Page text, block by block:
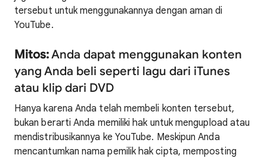
tersebut untuk menggunakannya dengan aman di
YouTube.
Mitos:Anda dapat menggunakan konten
yang Anda beli seperti lagu dari iTunes
atau klip dari DVD
Hanya karena Anda telah membeli konten tersebut,
bukan berarti Anda memiliki hak untuk mengupload atau
mendistribusikannya ke YouTube. Meskipun Anda
mencantumkan nama pemilik hak cipta, memposting